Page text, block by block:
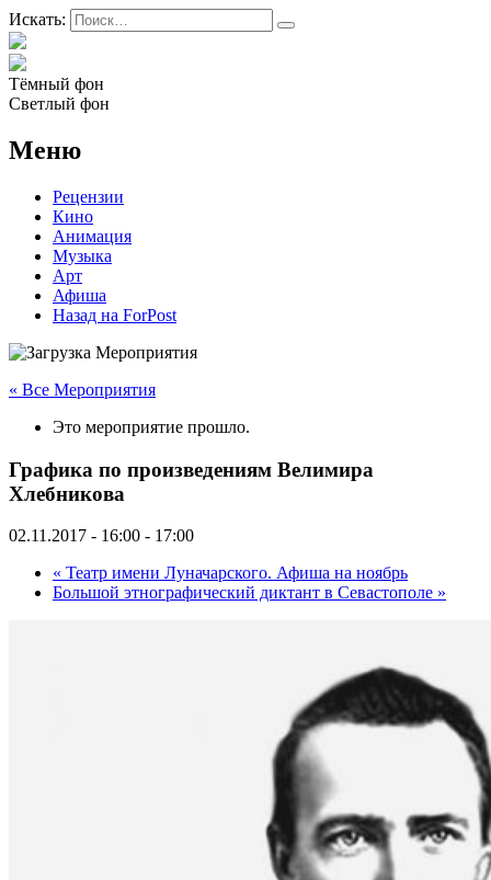
Искать:
Тёмный фон
Светлый фон
Меню
Рецензии
Кино
Анимация
Музыка
Арт
Афиша
Назад на ForPost
« Все Мероприятия
Это мероприятие прошло.
Графика по произведениям Велимира
Хлебникова
02.11.2017 - 16:00 - 17:00
« Театр имени Луначарского. Афиша на ноябрь
Большой этнографический диктант в Севастополе »